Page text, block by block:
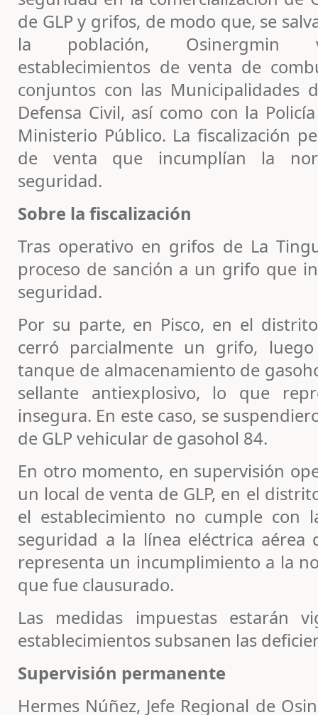
de GLP y grifos, de modo que, se
la población, Osinergmin
establecimientos de venta de
conjuntos con las Municipalidades
Defensa Civil, así como con la
Ministerio Público. La fiscalización
de venta que incumplían la
seguridad.
Sobre la fiscalización
Tras operativo en grifos de La
proceso de sanción a un grifo que
seguridad.
Por su parte, en Pisco, en el
cerró parcialmente un grifo,
tanque de almacenamiento de
sellante antiexplosivo, lo que
insegura. En este caso, se
de GLP vehicular de gasohol 84.
En otro momento, en supervisión
un local de venta de GLP, en el
el establecimiento no cumple con
seguridad a la línea eléctrica aérea
representa un incumplimiento a la
que fue clausurado.
Las medidas impuestas estarán
establecimientos subsanen las
Supervisión permanente
Hermes Núñez, Jefe Regional de